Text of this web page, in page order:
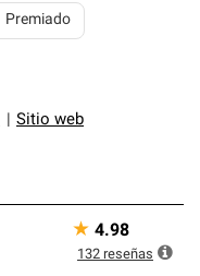
Sitio web
Premiado
★ 4.98
132 reseñas